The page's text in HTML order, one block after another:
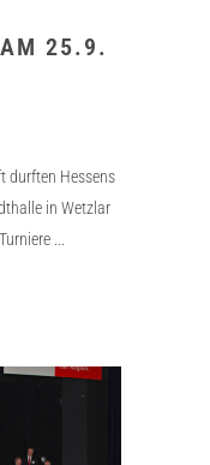
AM 25.9.
durften Hessens
in Wetzlar